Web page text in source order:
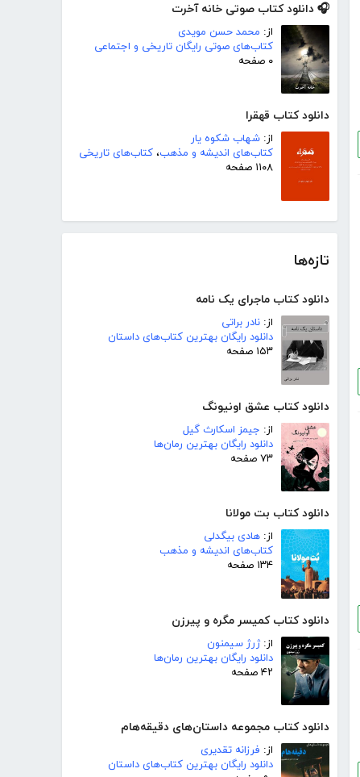
🎧 دانلود کتاب صوتی خانه آخرت
از: محمد حسن مویدی
کتاب‌های صوتی رایگان تاریخی و اجتماعی
۰ صفحه
دانلود کتاب قهقرا
از: شهاب شکوه یار
کتاب‌های اندیشه و مذهب، کتاب‌های تاریخی
۱۱۰۸ صفحه
تازه‌ها
دانلود کتاب ماجرای یک نامه
از: نادر براتی
دانلود رایگان بهترین کتاب‌های داستان
۱۵۳ صفحه
دانلود کتاب عشق اونیونگ
از: جیمز اسکارث گیل
دانلود رایگان بهترین رمان‌ها
۷۳ صفحه
دانلود کتاب بت مولانا
از: هادی بیگدلی
کتاب‌های اندیشه و مذهب
۱۳۴ صفحه
دانلود کتاب کمیسر مگره و پیرزن
از:ژرژ سیمنون
دانلود رایگان بهترین رمان‌ها
۴۲ صفحه
دانلود کتاب مجموعه داستان‌های دقیقه‌هام
از: فرزانه تقدیری
دانلود رایگان بهترین کتاب‌های داستان